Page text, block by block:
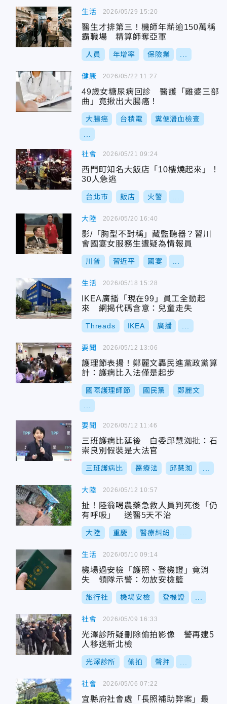
生活
醫生才排第三！機師年薪逾150萬稱
霸職場 精算師奪亞軍
人員 年增率 保險業
2026/05/29 15:20
健康
49歲女糖尿病回診 醫護「雞婆三部
曲」竟揪出大腸癌！
大腸癌 台積電 糞便潛血檢查
2026/05/22 11:27
社會
西門町知名大飯店「10樓燒起來」！
30人急逃
台北市 飯店 火警
2026/05/21 09:24
大陸
影/「胸型不對稱」藏監聽器？習川
會國宴女服務生遭疑為情報員
川普 習近平 國宴
2026/05/20 16:40
生活
IKEA廣播「現在99」員工全動起
來 網揭代碼含意：兒童走失
Threads IKEA 廣播
2026/05/18 15:28
要聞
護理節表揚！鄭麗文轟民進黨政黨算
計：護病比入法僅是起步
國際護理師節 國民黨 鄭麗文
2026/05/12 13:06
要聞
三班護病比延後 白委邱慧洳批：石
崇良別假裝是大法官
三班護病比 醫療法 邱慧洳
2026/05/12 11:46
大陸
扯！陸翁喝農藥急救人員判死後「仍
有呼吸」 送醫5天不治
大陸 重慶 醫療糾紛
2026/05/12 10:57
生活
機場過安檢「護照、登機證」竟消
失 領隊示警：勿放安檢籃
旅行社 機場安檢 登機證
2026/05/10 09:14
社會
光澤診所疑刪除偷拍影像 警再逮5
人移送新北檢
光澤診所 偷拍 聲押
2026/05/09 16:33
社會
宜縣府社會處「長照補助弊案」最
2026/05/06 07:22